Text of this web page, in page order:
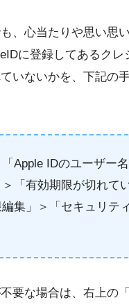
、心当たりや思い思
に登録してあるク
いないかを、下記の
「Apple IDのユーザー
「有効期限が切れて
編集」＞「セキュリテ
要な場合は、右上の